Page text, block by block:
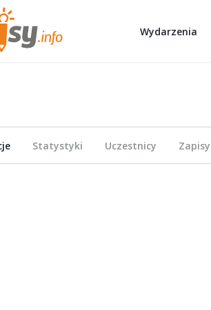
Wydarzenia
Statystyki Uczestnicy Zapisy